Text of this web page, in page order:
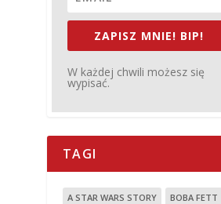
ZAPISZ MNIE! BIP!
W każdej chwili możesz się
wypisać.
TAGI
A STAR WARS STORY
BOBA FETT